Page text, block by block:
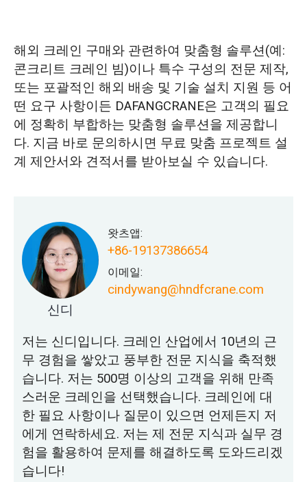
해외 크레인 구매와 관련하여 맞춤형 솔루션(예:
콘크리트 크레인 빔)이나 특수 구성의 전문 제작,
또는 포괄적인 해외 배송 및 기술 설치 지원 등 어
떤 요구 사항이든 DAFANGCRANE은 고객의 필요
에 정확히 부합하는 맞춤형 솔루션을 제공합니
다. 지금 바로 문의하시면 무료 맞춤 프로젝트 설
계 제안서와 견적서를 받아보실 수 있습니다.
신디
왓츠앱:
+86-19137386654
이메일:
cindywang@hndfcrane.com
저는 신디입니다. 크레인 산업에서 10년의 근
무 경험을 쌓았고 풍부한 전문 지식을 축적했
습니다. 저는 500명 이상의 고객을 위해 만족
스러운 크레인을 선택했습니다. 크레인에 대
한 필요 사항이나 질문이 있으면 언제든지 저
에게 연락하세요. 저는 제 전문 지식과 실무 경
험을 활용하여 문제를 해결하도록 도와드리겠
습니다!